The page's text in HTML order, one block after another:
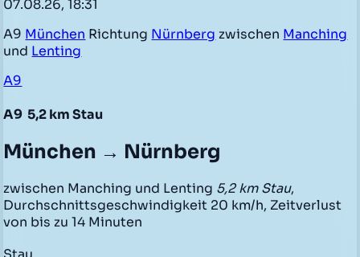
07.08.26, 18:31
A9 München Richtung Nürnberg zwischen Manching
und Lenting
A9
A9 5,2 km Stau
München → Nürnberg
zwischen Manching und Lenting 5,2 km Stau,
Durchschnittsgeschwindigkeit 20 km/h, Zeitverlust
von bis zu 14 Minuten